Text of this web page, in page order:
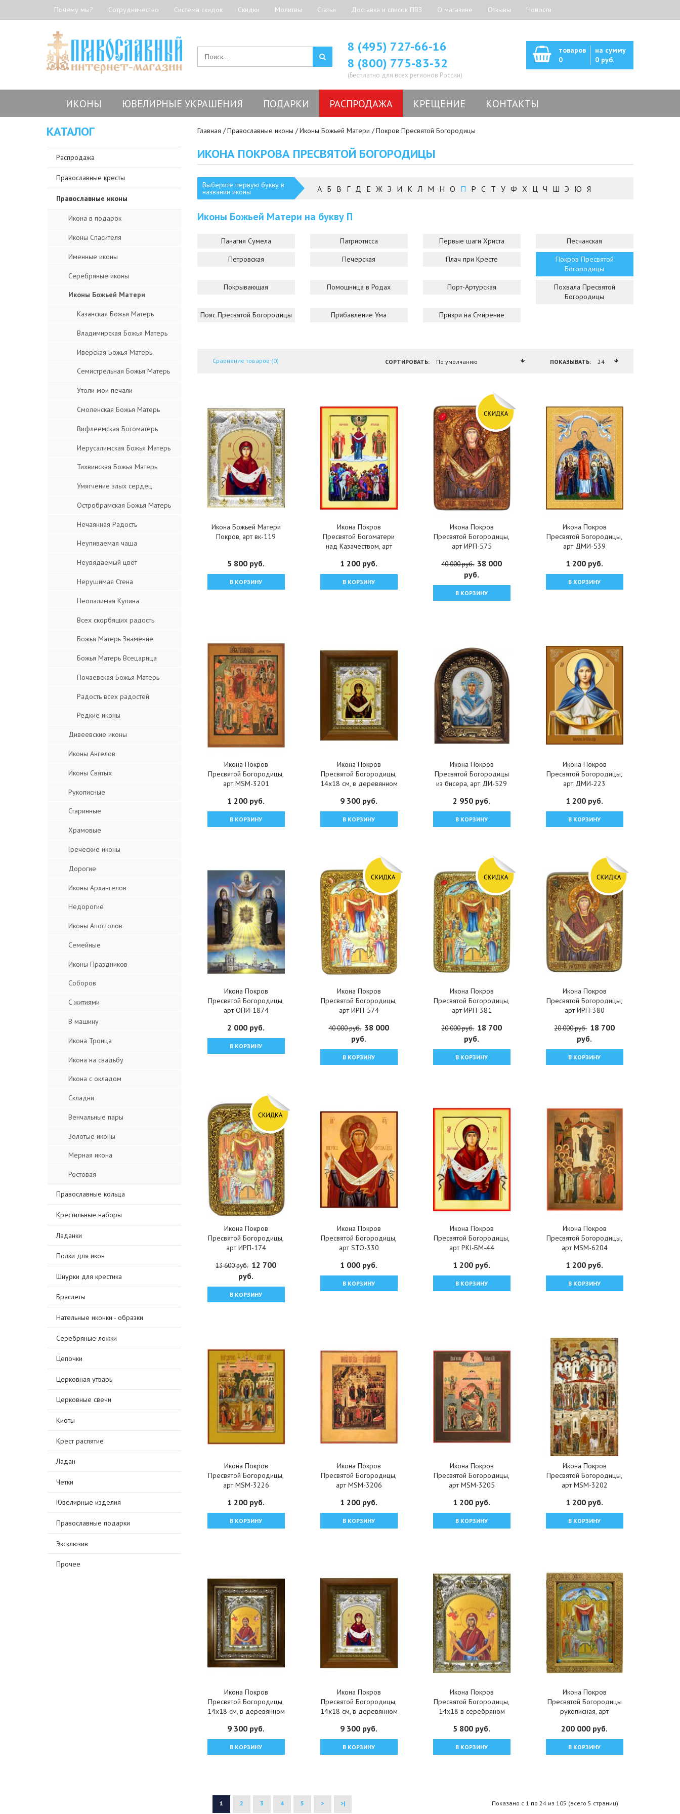
Почему мы? Сотрудничество Система скидок Скидки Молитвы Статьи Доставка и список ПВЗ О магазине Отзывы Новости
8 (495) 727-66-16
8 (800) 775-83-32
(Бесплатно для всех регионов России)
товаров
0
на сумму
0 руб.
ИКОНЫ ЮВЕЛИРНЫЕ УКРАШЕНИЯ ПОДАРКИ РАСПРОДАЖА КРЕЩЕНИЕ КОНТАКТЫ
КАТАЛОГ
Распродажа
Православные кресты
Православные иконы
Икона в подарок
Иконы Спасителя
Именные иконы
Серебряные иконы
Иконы Божьей Матери
Казанская Божья Матерь
Владимирская Божья Матерь
Иверская Божья Матерь
Семистрельная Божья Матерь
Утоли мои печали
Смоленская Божья Матерь
Вифлеемская Богоматерь
Иерусалимская Божья Матерь
Тихвинская Божья Матерь
Умягчение злых сердец
Остробрамская Божья Матерь
Нечаянная Радость
Неупиваемая чаша
Неувядаемый цвет
Нерушимая Стена
Неопалимая Купина
Всех скорбящих радость
Божья Матерь Знамение
Божья Матерь Всецарица
Почаевская Божья Матерь
Радость всех радостей
Редкие иконы
Дивеевские иконы
Иконы Ангелов
Иконы Святых
Рукописные
Старинные
Храмовые
Греческие иконы
Дорогие
Иконы Архангелов
Недорогие
Иконы Апостолов
Семейные
Иконы Праздников
Соборов
C житиями
В машину
Икона Троица
Икона на свадьбу
Икона с окладом
Складни
Венчальные пары
Золотые иконы
Мерная икона
Ростовая
Православные кольца
Крестильные наборы
Ладанки
Полки для икон
Шнурки для крестика
Браслеты
Нательные иконки - образки
Серебряные ложки
Цепочки
Церковная утварь
Церковные свечи
Киоты
Крест распятие
Ладан
Четки
Ювелирные изделия
Православные подарки
Эксклюзив
Прочее
Главная Православные иконы Иконы Божьей Матери Покров Пресвятой Богородицы
ИКОНА ПОКРОВА ПРЕСВЯТОЙ БОГОРОДИЦЫ
Выберите первую букву в
названии иконы А Б В Г Д Е Ж З И К Л М Н О П Р С Т У Ф Х Ц Ч Ш Э Ю Я
Иконы Божьей Матери на букву П
Панагия Сумела Патриотисса Первые шаги Христа
Песчанская
Петровская
Печерская Плач при Кресте
Покров Пресвятой
Богородицы
Покрывающая
Помощница в Родах Порт-Артурская
Похвала Пресвятой
Богородицы
Пояс Пресвятой Богородицы
Прибавление Ума Призри на Смирение
Сравнение товаров (0) СОРТИРОВАТЬ: ПОКАЗЫВАТЬ:
Икона Божьей Матери
Покров, арт вк-119
5 800 руб.
В КОРЗИНУ
Икона Покров
Пресвятой Богоматери
над Казачеством, арт
1 200 руб.
В КОРЗИНУ
Икона Покров
Пресвятой Богородицы,
арт ИРП-575
40 000 руб. 38 000
руб.
В КОРЗИНУ
Икона Покров
Пресвятой Богородицы,
арт ДМИ-539
1 200 руб.
В КОРЗИНУ
Икона Покров
Пресвятой Богородицы,
арт MSM-3201
1 200 руб.
В КОРЗИНУ
Икона Покров
Пресвятой Богородицы,
14x18 см, в деревянном
вк-383
9 300 руб.
В КОРЗИНУ
Икона Покров
Пресвятой Богородицы
из бисера, арт ДИ-529
2 950 руб.
В КОРЗИНУ
Икона Покров
Пресвятой Богородицы,
арт ДМИ-223
1 200 руб.
В КОРЗИНУ
Икона Покров
Пресвятой Богородицы,
арт ОПИ-1874
2 000 руб.
В КОРЗИНУ
Икона Покров
Пресвятой Богородицы,
арт ИРП-574
40 000 руб. 38 000
руб.
В КОРЗИНУ
Икона Покров
Пресвятой Богородицы,
арт ИРП-381
20 000 руб. 18 700
руб.
В КОРЗИНУ
Икона Покров
Пресвятой Богородицы,
арт ИРП-380
20 000 руб. 18 700
руб.
В КОРЗИНУ
Икона Покров
Пресвятой Богородицы,
арт ИРП-174
13 600 руб. 12 700
руб.
В КОРЗИНУ
Икона Покров
Пресвятой Богородицы,
арт STO-330
1 000 руб.
В КОРЗИНУ
Икона Покров
Пресвятой Богородицы,
арт PKI-БМ-44
1 200 руб.
В КОРЗИНУ
Икона Покров
Пресвятой Богородицы,
арт MSM-6204
1 200 руб.
В КОРЗИНУ
Икона Покров
Пресвятой Богородицы,
арт MSM-3226
1 200 руб.
В КОРЗИНУ
Икона Покров
Пресвятой Богородицы,
арт MSM-3206
1 200 руб.
В КОРЗИНУ
Икона Покров
Пресвятой Богородицы,
арт MSM-3205
1 200 руб.
В КОРЗИНУ
Икона Покров
Пресвятой Богородицы,
арт MSM-3202
1 200 руб.
В КОРЗИНУ
Икона Покров
Пресвятой Богородицы,
14x18 см, в деревянном
вк-5171
9 300 руб.
В КОРЗИНУ
Икона Покров
Пресвятой Богородицы,
14x18 см, в деревянном
вк-384
9 300 руб.
В КОРЗИНУ
Икона Покров
Пресвятой Богородицы,
14x18 в серебряном
5 800 руб.
В КОРЗИНУ
Икона Покров
Пресвятой Богородицы
рукописная, арт
200 000 руб.
В КОРЗИНУ
1 2 3 4 5 > >| Показано с 1 по 24 из 105 (всего 5 страниц)